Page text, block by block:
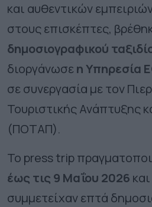
και αυθεντικών
στους επισκέπτες,
δημοσιογραφικού
διοργάνωσεη Υπηρεσία
σε συνεργασία με τον
Τουριστικής Ανάπτυξης
(ΠΟΤΑΠ).
Το press trip
έως τις 9 Μαΐου 2026
συμμετείχαν επτά